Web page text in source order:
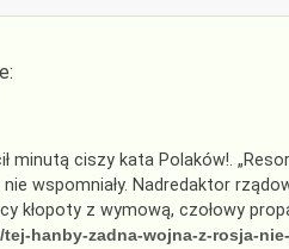
minutą ciszy kata Polaków!.
wspomniały. Nadredaktor
kłopoty z wymową, czołowy
tej-hanby-zadna-wojna-z-rosja-